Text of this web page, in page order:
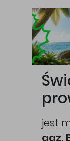
Główna treść
jest
gaz,